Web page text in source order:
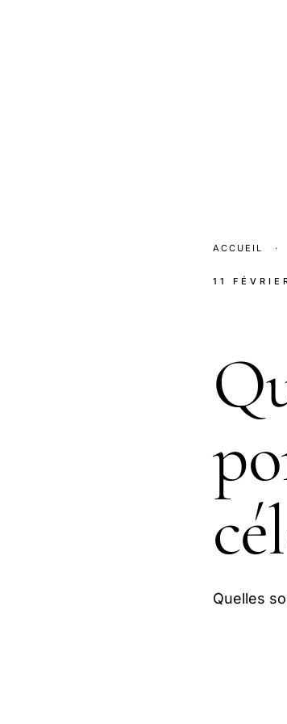
ACCUEIL ·
11
Quelles